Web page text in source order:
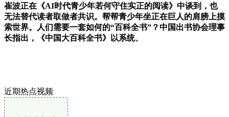
崔波正在《AI时代青少年若何守住实正的阅读》中谈到，也
无法替代读者取做者共识。帮帮青少年坐正在巨人的肩膀上摸
索世界。人们需要一套如何的“百科全书”？中国出书协会理事
长指出，《中国大百科全书》以系统、
近期热点视频